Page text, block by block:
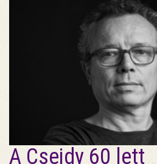
A Csejdy 60 lett